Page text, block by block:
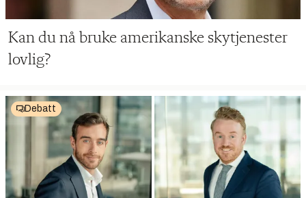
Kan du nå bruke amerikanske skytjenester
lovlig?
Debatt